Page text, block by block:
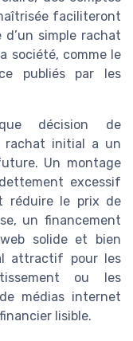
faciliteront
d’un simple rachat
société, comme le
publiés par les
décision de
rachat initial a un
Un montage
excessif
réduire le prix de
un financement
solide et bien
attractif pour les
ou les
médias internet
lisible.